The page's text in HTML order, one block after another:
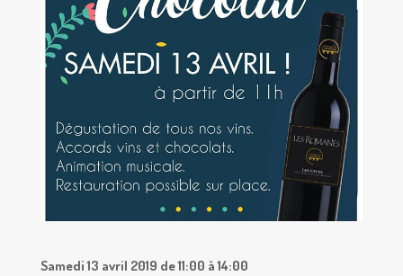
Samedi 13 avril 2019 de 11:00 à 14:00